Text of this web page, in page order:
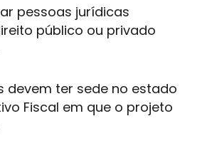
pessoas jurídicas
público ou privado
devem ter sede no estado
Fiscal em que o projeto